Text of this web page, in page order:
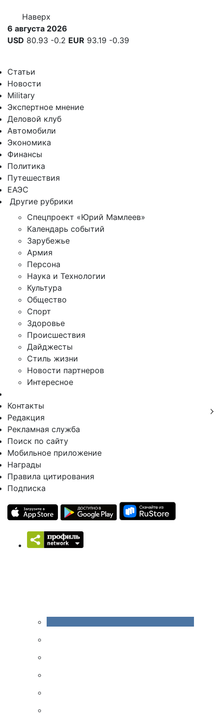
Наверх
6 августа 2026
USD 80.93 -0.2 EUR 93.19 -0.39
Статьи
Новости
Military
Экспертное мнение
Деловой клуб
Автомобили
Экономика
Финансы
Политика
Путешествия
ЕАЭС
Другие рубрики
Спецпроект «Юрий Мамлеев»
Календарь событий
Зарубежье
Армия
Персона
Наука и Технологии
Культура
Общество
Спорт
Здоровье
Происшествия
Дайджесты
Стиль жизни
Новости партнеров
Интересное
Контакты
Редакция
Рекламная служба
Поиск по сайту
Мобильное приложение
Награды
Правила цитирования
Подписка